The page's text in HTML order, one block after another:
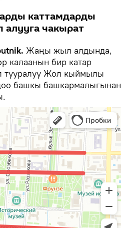
каттамдарды
алууга чакырат
Жаңы жыл алдында,
калаанын бир катар
тууралуу Жол кыймылы
башкы башкармалыгынан